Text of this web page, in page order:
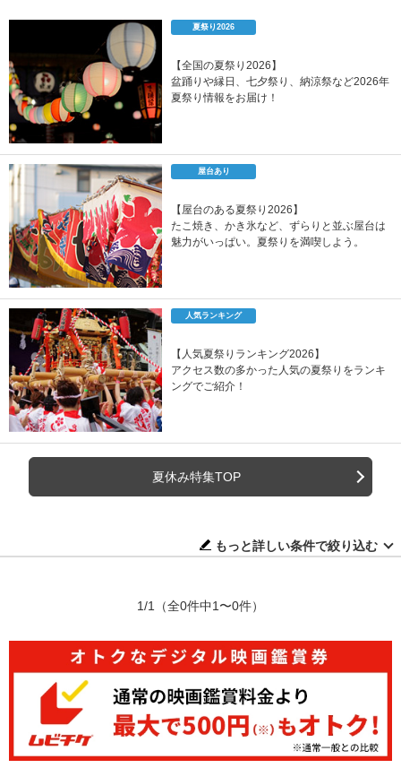
夏祭り2026
【全国の夏祭り2026】
盆踊りや縁日、七夕祭り、納涼祭など2026年
夏祭り情報をお届け！
屋台あり
【屋台のある夏祭り2026】
たこ焼き、かき氷など、ずらりと並ぶ屋台は
魅力がいっぱい。夏祭りを満喫しよう。
人気ランキング
【人気夏祭りランキング2026】
アクセス数の多かった人気の夏祭りをランキ
ングでご紹介！
夏休み特集TOP
もっと詳しい条件で絞り込む
1/1 （全0件中1〜0件）